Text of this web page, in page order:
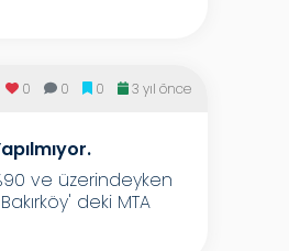
0 0 0 3 yıl önce
ve üzerindeyken
deki MTA